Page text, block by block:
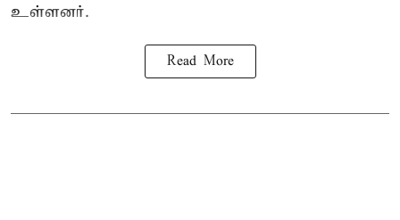
உள்ளனர்.
Read More